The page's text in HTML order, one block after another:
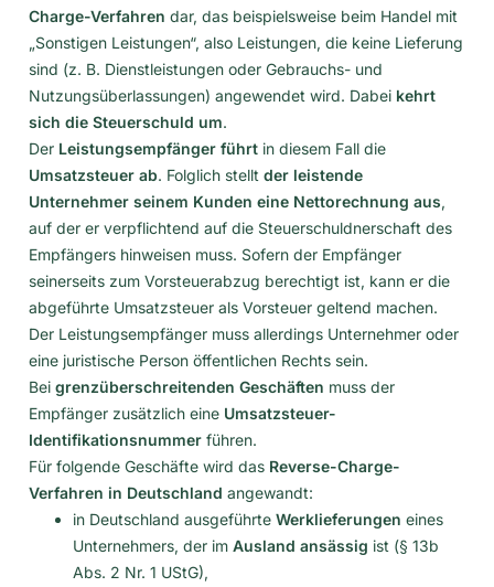
Charge-Verfahren dar, das beispielsweise beim Handel mit
„Sonstigen Leistungen“, also Leistungen, die keine Lieferung
sind (z. B. Dienstleistungen oder Gebrauchs- und
Nutzungsüberlassungen) angewendet wird. Dabei kehrt
sich die Steuerschuld um.
Der Leistungsempfänger führt in diesem Fall die
Umsatzsteuer ab. Folglich stellt der leistende
Unternehmer seinem Kunden eine Nettorechnung aus,
auf der er verpflichtend auf die Steuerschuldnerschaft des
Empfängers hinweisen muss. Sofern der Empfänger
seinerseits zum Vorsteuerabzug berechtigt ist, kann er die
abgeführte Umsatzsteuer als Vorsteuer geltend machen.
Der Leistungsempfänger muss allerdings Unternehmer oder
eine juristische Person öffentlichen Rechts sein.
Bei grenzüberschreitenden Geschäften muss der
Empfänger zusätzlich eine Umsatzsteuer-
Identifikationsnummer führen.
Für folgende Geschäfte wird das Reverse-Charge-
Verfahren in Deutschland angewandt:
in Deutschland ausgeführte Werklieferungen eines
Unternehmers, der im Ausland ansässig ist (§ 13b
Abs. 2 Nr. 1 UStG),